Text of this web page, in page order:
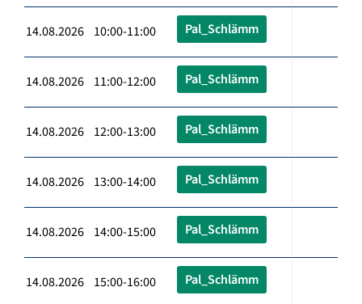
14.08.2026 10:00-11:00 Pal_Schlämm
14.08.2026 11:00-12:00 Pal_Schlämm
14.08.2026 12:00-13:00 Pal_Schlämm
14.08.2026 13:00-14:00 Pal_Schlämm
14.08.2026 14:00-15:00 Pal_Schlämm
14.08.2026 15:00-16:00 Pal_Schlämm